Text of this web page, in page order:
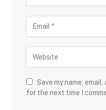
Save my name,
for the next time I